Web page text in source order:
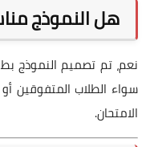
هل النموذج
نعم، تم تصميم النموذج
سواء الطلاب المتفوقين
الامتحان.